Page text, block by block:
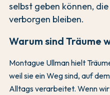
selbst geben können,
verborgen bleiben.
Warum sind Träume
Montague Ullman hielt
weil sie ein Weg sind, auf
Alltags verarbeitet. Wenn wir